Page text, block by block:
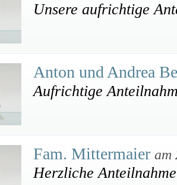
Unsere aufrichtige
Anton und Andrea
Aufrichtige
Fam. Mittermaier am
Herzliche Anteilnahme